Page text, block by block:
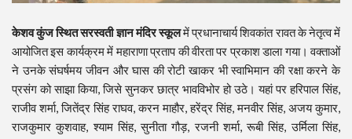
केशव कुंज स्थित सरस्वती ज्ञान मंदिर स्कूलमें प्रधानाचार्य शिवकांत रावत के नेतृत्व में
आयोजित इस कार्यक्रम में महाराणा प्रताप की वीरता पर प्रकाश डाला गया। वक्ताओं
ने उनके संघर्षमय जीवन और घास की रोटी खाकर भी स्वाभिमान की रक्षा करने के
प्रसंग को साझा किया, जिसे सुनकर छात्र भावविभोर हो उठे। यहां पर हरिपाल सिंह,
राजीव शर्मा, जितेंद्र सिंह राघव, करन माहौर, हरेंद्र सिंह, मनवीर सिंह, अजय कुमार,
राजकुमार कुशवाह, श्याम सिंह, सुनीता गौड़, रजनी शर्मा, रूबी सिंह, उर्मिला सिंह,